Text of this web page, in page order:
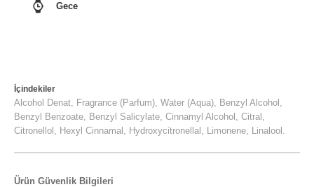
Ürün Güvenlik Bilgileri
Gece
İçindekiler
Alcohol Denat, Fragrance (Parfum), Water (Aqua), Benzyl Alcohol,
Benzyl Benzoate, Benzyl Salicylate, Cinnamyl Alcohol, Citral,
Citronellol, Hexyl Cinnamal, Hydroxycitronellal, Limonene, Linalool.